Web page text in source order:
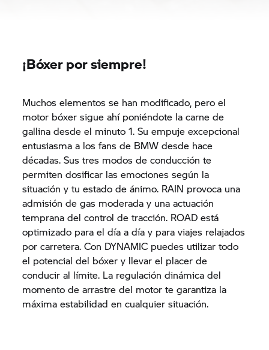
¡Bóxer por siempre!
Muchos elementos se han modificado, pero el
motor bóxer sigue ahí poniéndote la carne de
gallina desde el minuto 1. Su empuje excepcional
entusiasma a los fans de BMW desde hace
décadas. Sus tres modos de conducción te
permiten dosificar las emociones según la
situación y tu estado de ánimo. RAIN provoca una
admisión de gas moderada y una actuación
temprana del control de tracción. ROAD está
optimizado para el día a día y para viajes relajados
por carretera. Con DYNAMIC puedes utilizar todo
el potencial del bóxer y llevar el placer de
conducir al límite. La regulación dinámica del
momento de arrastre del motor te garantiza la
máxima estabilidad en cualquier situación.